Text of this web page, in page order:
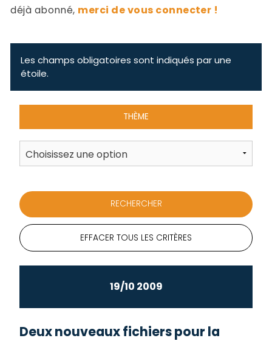
déjà abonné, merci de vous connecter !
Les champs obligatoires sont indiqués par une
étoile.
THÈME
EFFACER TOUS LES CRITÈRES
19/10 2009
Deux nouveaux fichiers pour la